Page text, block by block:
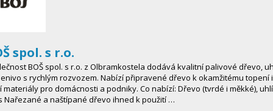
spol. s r.o.
BOŠ spol. s r.o. z Olbramkostela dodává kvalitní palivové dřevo,
s rychlým rozvozem. Nabízí připravené dřevo k okamžitému topení i
materiály pro domácnosti a podniky. Co nabízí: Dřevo (tvrdé i měkké),
Nařezané a naštípané dřevo ihned k použití …